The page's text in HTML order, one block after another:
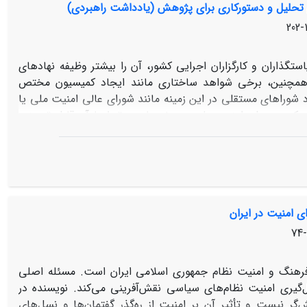
کنترلی و مقابله‏ با عوامل ناامنی موجب افزایش ضریب
و دستورکاری برای پژوهش (یادداشت راهبردی)
و کارگزاران اجرایی کشور، آن را بیشتر وظیفه نهادهای
برخی شواهد ساختاری مانند ایجاد کمیسیون مختص
مستقلی در این زمینه مانند شورای عالی امنیت ملی یا
که در عمل، امنیت ملی و موضوعات مرتبط با آن قابل تمییز و
است. این در حالی است که آنچه امنیت ملی خوانده می‏شود،
محصول کشورداری کارآمد در ابعاد سیاسی، فرهنگی-اجتماعی،
امنیت در ایران
و امنیت نظام جمهوری اسلامی ایران است. مسئله اصلی
امنیت نظام‌های سیاسی نقش‌آفرینی می‌کند. نویسنده در